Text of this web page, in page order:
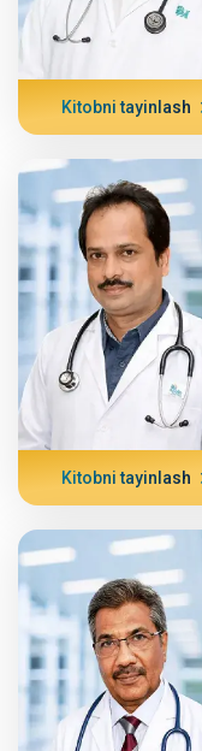
Kitobni tayinlash
Kitobni tayinlash